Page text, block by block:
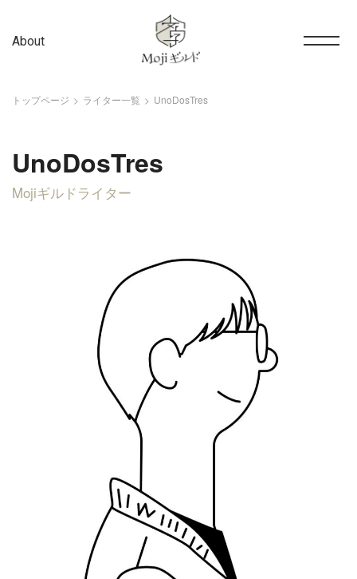
About
トップページ ライター一覧 UnoDosTres
UnoDosTres
Mojiギルドライター